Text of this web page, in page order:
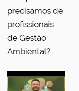
precisamos de
profissionais
de Gestão
Ambiental?